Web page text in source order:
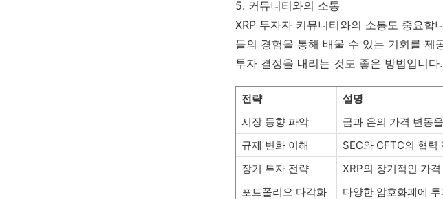
5. 커뮤니티와의 소통
XRP 투자자 커뮤니티와의 소통도 중요합
들의 경험을 통해 배울 수 있는 기회를 제
투자 결정을 내리는 것도 좋은 방법입니다.
전략
설명
시장 동향 파악
금과 은의 가격 변동
규제 변화 이해
SEC와 CFTC의 협력
장기 투자 전략
XRP의 장기적인 가
포트폴리오 다각화
다양한 암호화폐에